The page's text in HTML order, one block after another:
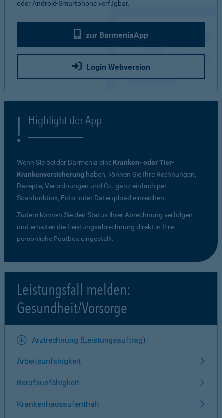
oder Android-Smartphone verfügbar.
zur BarmeniaApp
Login Webversion
Highlight der App
Wenn Sie bei der Barmenia eine Kranken- oder Tier-
Krankenversicherung haben, können Sie Ihre Rechnungen,
Rezepte, Verordnungen und Co. ganz einfach per
Scanfunktion, Foto- oder Dateiupload einreichen.
Zudem können Sie den Status Ihrer Abrechnung verfolgen
und erhalten die Leistungsabrechnung direkt in Ihre
persönliche Postbox eingestellt.
Leistungsfall melden:
Gesundheit/Vorsorge
Arztrechnung (Leistungsauftrag)
Arbeitsunfähigkeit
Berufsunfähigkeit
Krankenhausaufenthalt